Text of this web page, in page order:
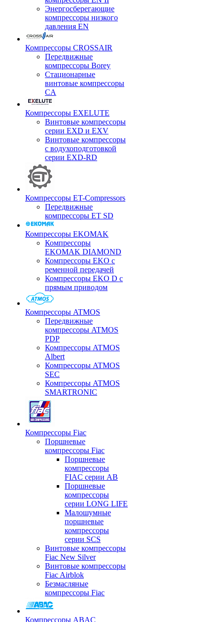
Энергосберегающие
компрессоры низкого
давления EN
Компрессоры CROSSAIR
Передвижные
компрессоры Borey
Стационарные
винтовые компрессоры
CA
Компрессоры EXELUTE
Винтовые компрессоры
серии EXD и EXV
Винтовые компрессоры
с водухоподготовкой
серии EXD-RD
Компрессоры ET-Compressors
Передвижные
компрессоры ET SD
Компрессоры EKOMAK
Компрессоры
EKOMAK DIAMOND
Компрессоры EKO c
ременной передачей
Компрессоры EKO D с
прямым приводом
Компрессоры ATMOS
Передвижные
компрессоры ATMOS
PDP
Компрессоры ATMOS
Albert
Компрессоры ATMOS
SEC
Компрессоры ATMOS
SMARTRONIC
Компрессоры Fiac
Поршневые
компрессоры Fiac
Поршневые
компрессоры
FIAC серии AB
Поршневые
компрессоры
серии LONG LIFE
Малошумные
поршневые
компрессоры
серии SCS
Винтовые компрессоры
Fiac New Silver
Винтовые компрессоры
Fiac Airblok
Безмасляные
компрессоры Fiac
Компрессоры ABAC